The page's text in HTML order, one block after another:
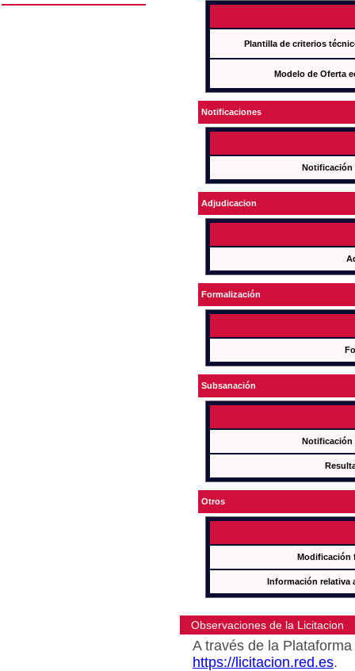
Plantilla de criterios
Modelo de Oferta
Notificaciones
Notificación
Adjudicacion
Formalización
Subsanación
Notificación
Otros
Modificación
Información relativa
Observaciones de la Licitacion
A través de la
https://licitacion.red.es.